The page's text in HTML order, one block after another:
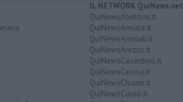
IL NETWORK QuiNews.net
QuiNewsAbetone.it
QuiNewsAmiata.it
QuiNewsAnimali.it
QuiNewsArezzo.it
QuiNewsCasentino.it
QuiNewsCecina.it
QuiNewsChianti.it
QuiNewsCuoio.it